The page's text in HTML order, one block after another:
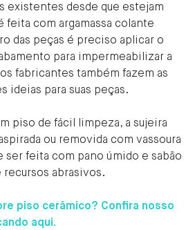
existentes desde que estejam
feita com argamassa colante
das peças é preciso aplicar o
para impermeabilizar a
fabricantes também fazem as
ideias para suas peças.
piso de fácil limpeza, a sujeira
ou removida com vassoura
ser feita com pano úmido e sabão
abrasivos.
piso cerâmico? Confira nosso
aqui.